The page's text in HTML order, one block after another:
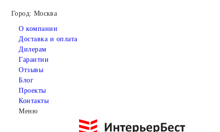
Город: Москва
О компании
Доставка и оплата
Дилерам
Гарантии
Отзывы
Блог
Проекты
Контакты
Меню